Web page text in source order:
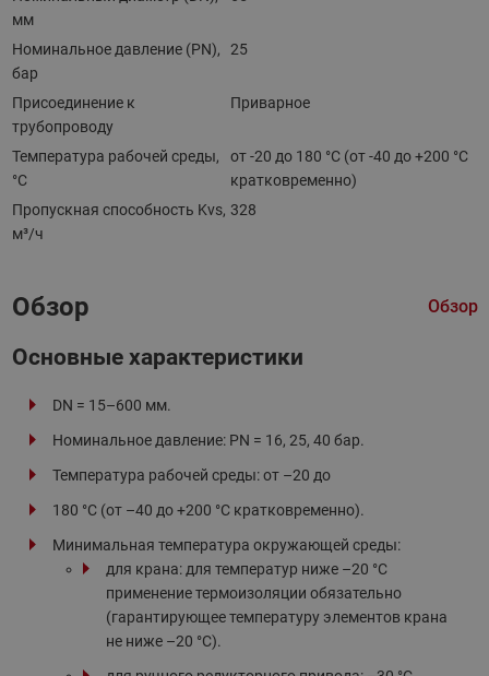
мм
Номинальное давление (PN),
бар
25
Присоединение к
трубопроводу
Приварное
Температура рабочей среды,
°С
от -20 до 180 °C (от -40 до +200 °С
кратковременно)
Пропускная способность Kvs,
м³/ч
328
Обзор Обзор
Основные характеристики
DN = 15–600 мм.
Номинальное давление: PN = 16, 25, 40 бар.
Температура рабочей среды: от –20 до
180 °C (от –40 до +200 °С кратковременно).
Минимальная температура окружающей среды:
для крана: для температур ниже –20 °С
применение термоизоляции обязательно
(гарантирующее температуру элементов крана
не ниже –20 °С).